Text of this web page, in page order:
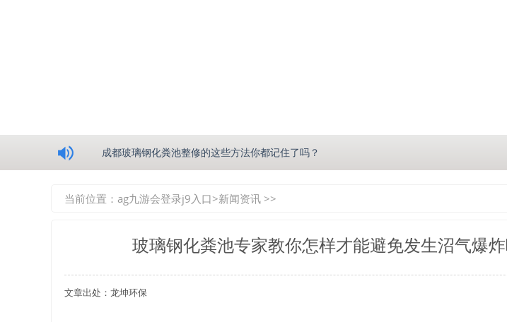
成都玻璃钢化粪池整修的这些方法你都记住了吗？
四川玻璃钢化粪池逐渐取代传统玻璃钢化粪池的这几点原因你都记住了吗？
关于重庆玻璃钢化粪池的这些基础知识你都记住了吗？
当前位置： ag九游会登录j9入口>新闻资讯 >>
玻璃钢化粪池专家教你怎样才能避免发生沼气爆
文章出处：龙坤环保